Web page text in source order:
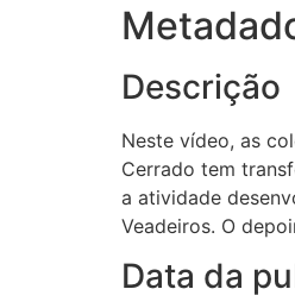
Descrição
Neste vídeo, as
Cerrado tem
a atividade
Veadeiros. O
Data da